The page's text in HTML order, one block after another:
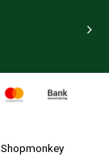
Shopmonkey